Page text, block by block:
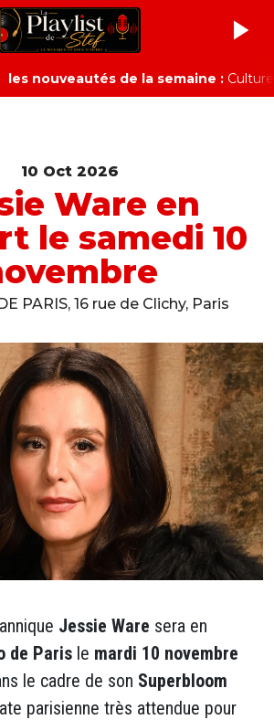
play_arrow
nouveautés de la semaine :Culture
10 Oct 2026
Ware en
le samedi 10
PARIS, 16 rue de Clichy, Paris
Jessie Ware sera en
de Paris le mardi 10 novembre
le cadre de son Superbloom
parisienne très attendue pour